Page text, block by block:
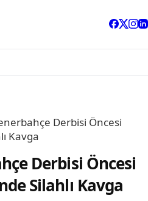
Derbisi Öncesi
Kavga
Derbisi Öncesi
Silahlı Kavga